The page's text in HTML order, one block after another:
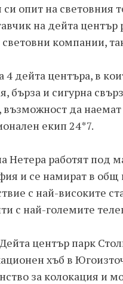
опит на световния
на дейта
компании,
дейта центъра, в
бърза и сигурна
да наемат
екип 24*7.
Нетера работят под
и се намират в
с най-високите
с най-големите
център парк
хъб в
за колокация и